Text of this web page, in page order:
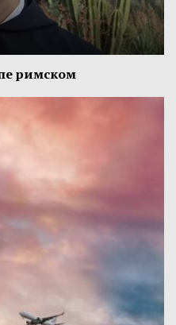
римском